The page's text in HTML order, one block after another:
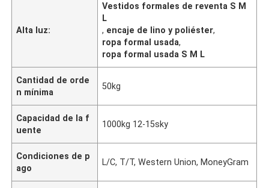
Alta luz:
Vestidos formales de reventa S M
L
, encaje de lino y poliéster,
ropa formal usada,
ropa formal usada S M L
Cantidad de orde
n mínima
50kg
Capacidad de la f
uente
1000kg 12-15sky
Condiciones de p
ago
L/C, T/T, Western Union, MoneyGram